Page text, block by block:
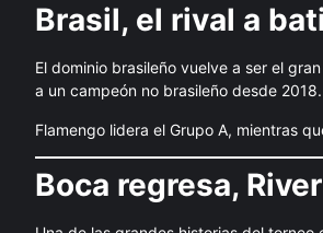
Brasil, el rival a
El dominio brasileño vuelve a ser el
a un campeón no brasileño desde 2018.
Flamengo lidera el Grupo A, mientras
Boca regresa,